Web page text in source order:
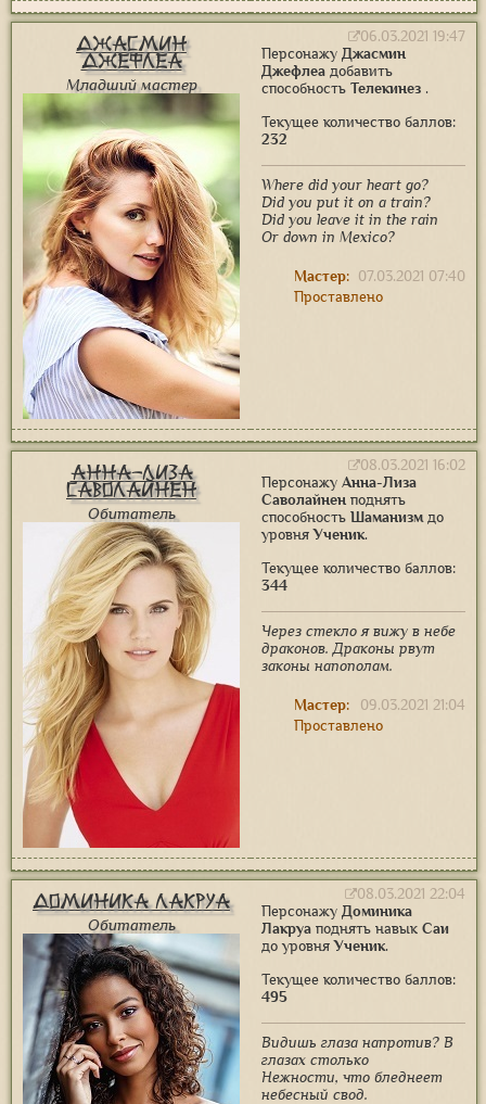
Джасмин
Джефлеа
Младший мастер
06.03.2021 19:47
Персонажу Джасмин
Джефлеа добавить
способность Телекинез .
Текущее количество баллов:
232
Where did your heart go?
Did you put it on a train?
Did you leave it in the rain
Or down in Mexico?
07.03.2021 07:40
Мастер:
Проставлено
Анна-Лиза
Саволайнен
Обитатель
08.03.2021 16:02
Персонажу Анна-Лиза
Саволайнен поднять
способность Шаманизмдо
уровняУченик.
Текущее количество баллов:
344
Через стекло я вижу в небе
драконов. Драконы рвут
законы напополам.
09.03.2021 21:04
Мастер:
Проставлено
Доминика Лакруа
Обитатель
08.03.2021 22:04
Персонажу Доминика
Лакруа поднять навык Саи
до уровняУченик.
Текущее количество баллов:
495
Видишь глаза напротив? В
глазах столько
Нежности, что бледнеет
небесный свод.